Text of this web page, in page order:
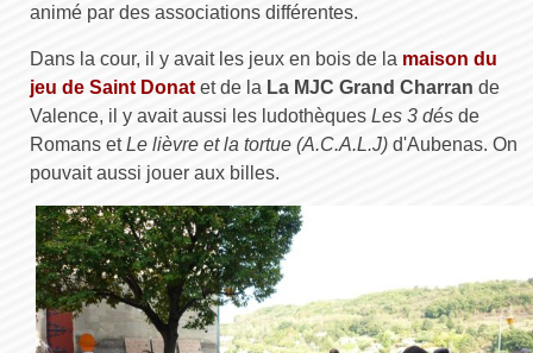
animé par des associations différentes.
Dans la cour, il y avait les jeux en bois de la maison du
jeu de Saint Donatet de la La MJC Grand Charran de
Valence, il y avait aussi les ludothèques Les 3 dés de
Romans etLe lièvre et la tortue (A.C.A.L.J) d'Aubenas. On
pouvait aussi jouer aux billes.